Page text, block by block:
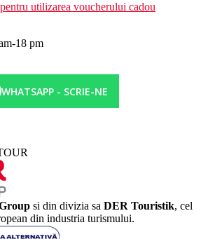
depozitului
transfer gratuit la hotel la plaja
de zi si de seara de 6 ori pe
30.9.)
cost
utilizarea voucherului cadou
18 pm
WHATSAPP - SCRIE-NE
si din divizia sa DER Touristik, cel
din industria turismului.